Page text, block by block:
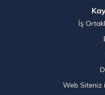
İş
Web Siteniz